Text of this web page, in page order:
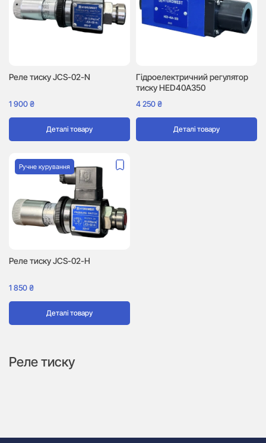
Реле тиску JCS-02-N
1 900₴
Деталі товару
Гідроелектричний регулятор
тиску HED40A350
4 250₴
Деталі товару
Реле тиску JCS-02-H
1 850₴
Деталі товару
Ручне курування
Реле тиску